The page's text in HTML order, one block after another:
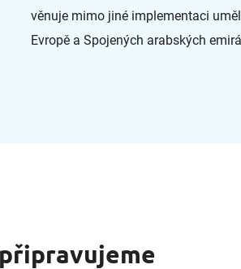
věnuje mimo jiné implementaci
Evropě a Spojených arabských